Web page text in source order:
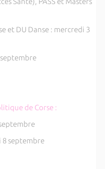
et DU Danse : mercredi 3
de Corse :
8 septembre